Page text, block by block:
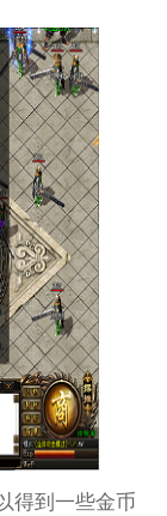
得到一些金币